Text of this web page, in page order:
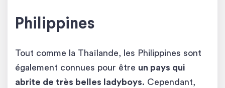
Philippines
Tout comme la Thaïlande, les Philippines sont
également connues pour être un pays qui
abrite de très belles ladyboys. Cependant,